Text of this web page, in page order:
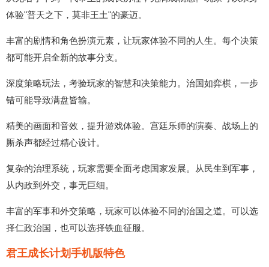
体验"普天之下，莫非王土"的豪迈。
丰富的剧情和角色扮演元素，让玩家体验不同的人生。每个决策
都可能开启全新的故事分支。
深度策略玩法，考验玩家的智慧和决策能力。治国如弈棋，一步
错可能导致满盘皆输。
精美的画面和音效，提升游戏体验。宫廷乐师的演奏、战场上的
厮杀声都经过精心设计。
复杂的治理系统，玩家需要全面考虑国家发展。从民生到军事，
从内政到外交，事无巨细。
丰富的军事和外交策略，玩家可以体验不同的治国之道。可以选
择仁政治国，也可以选择铁血征服。
君王成长计划手机版特色